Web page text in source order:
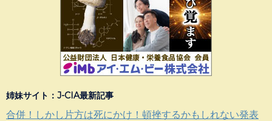
姉妹サイト：J-CIA最新記事
合併！しかし片方は死にかけ！頓挫するかもしれない発表